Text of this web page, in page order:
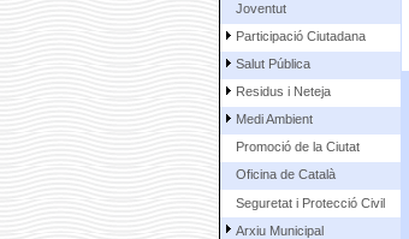
Joventut
Participació Ciutadana
Salut Pública
Residus i Neteja
Medi Ambient
Promoció de la Ciutat
Oficina de Català
Seguretat i Protecció Civil
Arxiu Municipal